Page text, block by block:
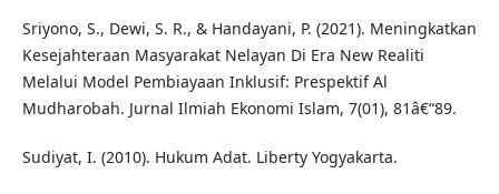
Sriyono, S., Dewi, S. R., & Handayani, P. (2021). Meningkatkan
Kesejahteraan Masyarakat Nelayan Di Era New Realiti
Melalui Model Pembiayaan Inklusif: Prespektif Al
Mudharobah. Jurnal Ilmiah Ekonomi Islam, 7(01), 81â€“89.
Sudiyat, I. (2010). Hukum Adat. Liberty Yogyakarta.